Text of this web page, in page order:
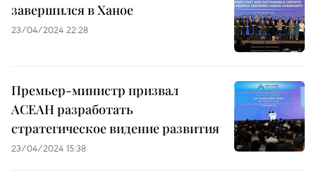
завершился в Ханое
23/04/2024 22:28
Премьер-министр призвал
АСЕАН разработать
стратегическое видение развития
23/04/2024 15:38